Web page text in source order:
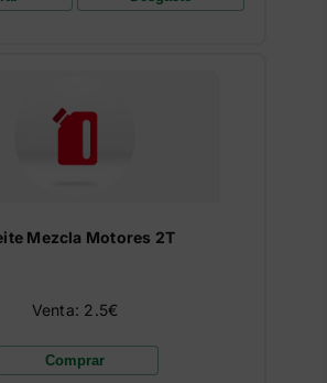
Mezcla Motores 2T
Venta: 2.5€
Comprar